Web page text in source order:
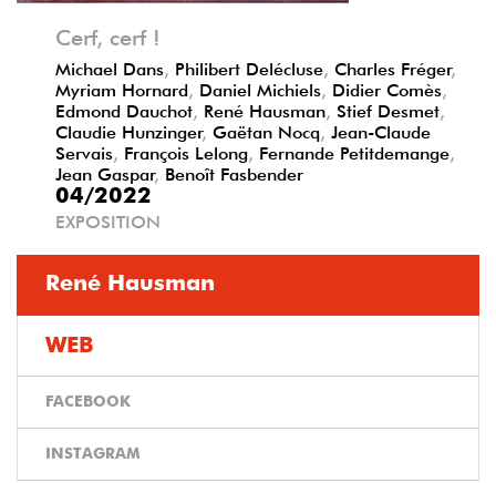
Cerf, cerf !
Michael Dans Philibert Delécluse Charles Fréger,
Myriam Hornard Daniel Michiels Didier Comès
Edmond Dauchot René Hausman Stief Desmet
Claudie Hunzinger, Gaëtan Nocq Jean-Claude
Servais François Lelong Fernande Petitdemange
Jean Gaspar, Benoît Fasbender
04/2022
EXPOSITION
René Hausman
WEB
FACEBOOK
INSTAGRAM